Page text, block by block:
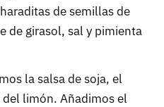
de semillas de
de girasol, sal y pimienta
la salsa de soja, el
limón. Añadimos el